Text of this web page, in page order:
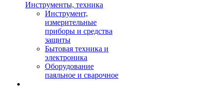
Инструменты, техника
Инструмент,
измерительные
приборы и средства
защиты
Бытовая техника и
электроника
Оборудование
паяльное и сварочное